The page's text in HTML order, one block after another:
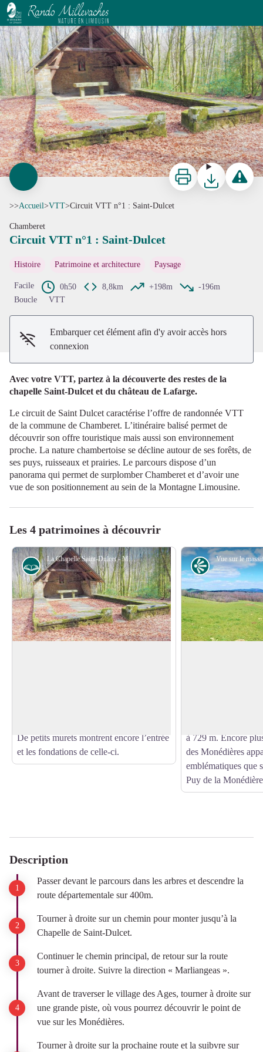
Circuit VTT n°1 : Saint-Dulcet
Chapelle Saint-Dulcet - Mairie Chamberet
Voir l'image en plein écran
ImprimerTéléchargerSignaler
>>Accueil>VTT>Circuit VTT n°1 : Saint-Dulcet
Chamberet
Circuit VTT n°1 : Saint-Dulcet
Histoire Patrimoine et architecture Paysage
Facile 0h50 8,8km +198m
-196m
Boucle
VTT
Embarquer cet élément afin d'y avoir accès hors
connexion
Avec votre VTT, partez à la découverte des restes de la
chapelle Saint-Dulcet et du château de Lafarge.
Le circuit de Saint Dulcet caractérise l’offre de randonnée VTT
de la commune de Chamberet. L’itinéraire balisé permet de
découvrir son offre touristique mais aussi son environnement
proche. La nature chambertoise se décline autour de ses forêts, de
ses puys, ruisseaux et prairies. Le parcours dispose d’un
panorama qui permet de surplomber Chamberet et d’avoir une
vue de son positionnement au sein de la Montagne Limousine.
Les 4 patrimoines à découvrir
La Chapelle Saint-Dulcet - Mairie Chamberet
Histoire
De petits murets montrent encore l’entrée
et les fondations de celle-ci.
Point de vue
à 729 m. Encore
des Monédières
emblématiques que
Puy de la
Description
Passer devant le parcours dans les arbres et descendre la
route départementale sur 400m.
Tourner à droite sur un chemin pour monter jusqu’à la
Chapelle de Saint-Dulcet.
Continuer le chemin principal, de retour sur la route
tourner à droite. Suivre la direction « Marliangeas ».
Avant de traverser le village des Ages, tourner à droite sur
une grande piste, où vous pourrez découvrir le point de
vue sur les Monédières.
Tourner à droite sur la prochaine route et la suibvre sur